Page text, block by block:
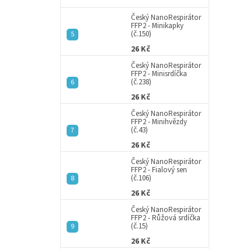
Český NanoRespirátor
FFP2 - Minikapky
(č.150)
26 Kč
Český NanoRespirátor
FFP2 - Minisrdíčka
(č.238)
26 Kč
Český NanoRespirátor
FFP2 - Minihvězdy
(č.43)
26 Kč
Český NanoRespirátor
FFP2 - Fialový sen
(č.106)
26 Kč
Český NanoRespirátor
FFP2 - Růžová srdíčka
(č.15)
26 Kč